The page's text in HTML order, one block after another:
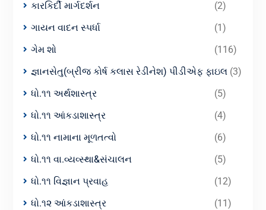
કારકિર્દી માર્ગદર્શન
(2)
ગાયન વાદન સ્પર્ધા
(1)
ગેમ શો
(116)
જ્ઞાનસેતુ(બ્રીજ કોર્ષ કલાસ રેડીનેશ) પીડીએફ ફાઇલ(3)
ધો.૧૧ અર્થશાસ્ત્ર
(5)
ધો.૧૧ આંકડાશાસ્ત્ર
(4)
ધો.૧૧ નામાના મૂળતત્વો
(6)
ધો.૧૧ વા.વ્યવ્સ્થા&સંચાલન
(5)
ધો.૧૧ વિજ્ઞાન પ્રવાહ
(12)
ધો.૧૨ આંકડાશાસ્ત્ર
(11)